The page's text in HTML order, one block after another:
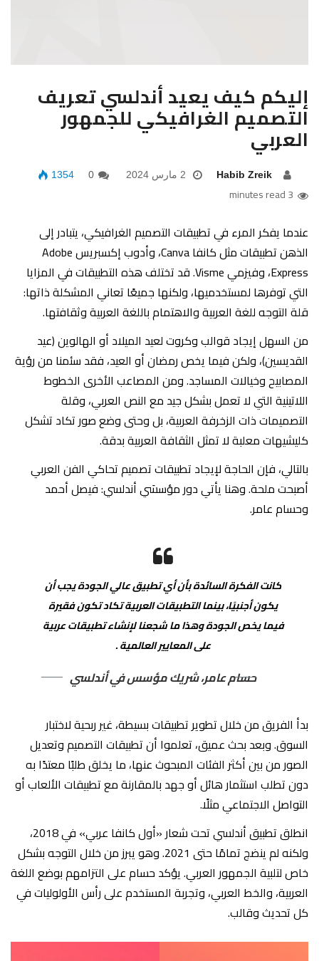
إليكم كيف يعيد أندلسي تعريف
التصميم الغرافيكي للجمهور
العربي
Habib Zreik
0
1354
3 minutes read
عندما يفكر المرء في تطبيقات التصميم الغرافيكي، يتبادر إلى
الذهن تطبيقات مثل كانفا Canva، وأدوب إكسبريس Adobe
Express، وفيزمي Visme. قد تختلف هذه التطبيقات في المزايا
التي توفرها لمستخدميها، ولكنها جميعًا تعاني المشكلة ذاتها:
قلة التوجه للغة العربية والاهتمام باللغة العربية وثقافتها.
من السهل إيجاد قوالب وكروت لعيد الميلاد أو الهالوين (عيد
القديسين)، ولكن فيما يخص رمضان أو العيد، فقد سئمنا من رؤية
المصابيح وخيالات المساجد. ومن المصاعب الأخرى الخطوط
اللاتينية التي لا تعمل بشكل جيد مع النص العربي، وقلة
التصميمات ذات الزخرفة العربية، بل وحتى وضع صور تكاد تشكل
كليشيهات معلبة لا تمثل الثقافة العربية بدقة.
بالتالي، فإن الحاجة لإيجاد تطبيقات تصميم تحاكي الفن العربي
أصبحت ملحة. وهنا يأتي دور مؤسسَي أندلسي: فيصل أحمد
وحسام عامر.
كانت الفكرة السائدة بأن أي تطبيق عالي الجودة يجب أن
يكون أجنبيًا، بينما التطبيقات العربية تكاد تكون فقيرة
فيما يخص الجودة وهذا ما شجعنا لإنشاء تطبيقات عربية
على المعايير العالمية .
حسام عامر، شريك مؤسس في أندلسي
بدأ الفريق من خلال تطوير تطبيقات بسيطة، غير ربحية لاختبار
السوق. وبعد بحث عميق، تعلموا أن تطبيقات التصميم وتعديل
الصور من بين أكثر الفئات المبحوث عنها، ما يخلق طلبًا معتدًا به
دون تطلب استثمار هائل أو جهد بالمقارنة مع تطبيقات الألعاب أو
التواصل الاجتماعي مثلًا.
انطلق تطبيق أندلسي تحت شعار «أول كانفا عربي» في 2018،
ولكنه لم ينضج تمامًا حتى 2021. وهو يبرز من خلال التوجه بشكل
خاص لتلبية الجمهور العربي. يؤكد حسام على التزامهم بوضع اللغة
العربية، والخط العربي، وتجربة المستخدم على رأس الأولوليات في
كل تحديث وقالب.